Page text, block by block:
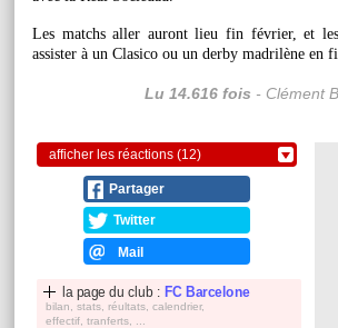
Les matchs aller auront lieu fin février, et
assister à un Clasico ou un derby madrilène en
Lu 14.616 fois - Clément
afficher les réactions (12)
Partager
Twitter
Mail
la page du club : FC Barcelone
bilan, stats, réultats, calendrier,
effectif, tranferts, ...